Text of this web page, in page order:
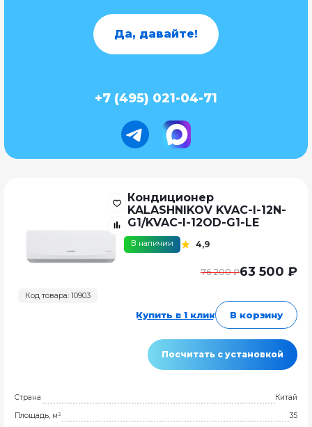
Да, давайте!
+7 (495) 021-04-71
Код товара: 10903
Кондиционер
KALASHNIKOV KVAC-I-12N-
G1/KVAC-I-12OD-G1-LE
В наличии 4,9
76 200 ₽63 500 ₽
Купить в 1 клик В корзину
Посчитать с установкой
Страна
Китай
Площадь, м²
35